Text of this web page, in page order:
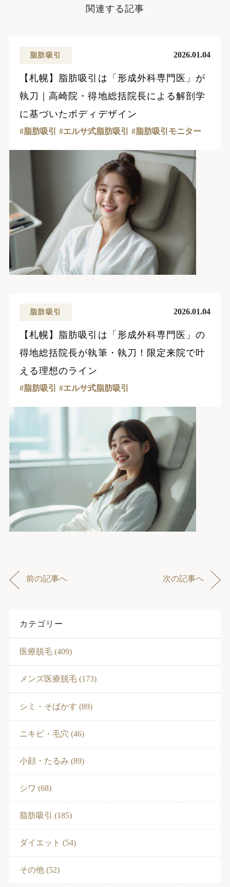
関連する記事
脂肪吸引 2026.01.04
【札幌】脂肪吸引は「形成外科専門医」が
執刀｜高崎院・得地総括院長による解剖学
に基づいたボディデザイン
脂肪吸引 エルサ式脂肪吸引 脂肪吸引モニター
脂肪吸引 2026.01.04
【札幌】脂肪吸引は「形成外科専門医」の
得地総括院長が執筆・執刀！限定来院で叶
える理想のライン
脂肪吸引 エルサ式脂肪吸引
前の記事へ 次の記事へ
カテゴリー
医療脱毛 (409)
メンズ医療脱毛 (173)
シミ・そばかす (89)
ニキビ・毛穴 (46)
小顔・たるみ (89)
シワ (68)
脂肪吸引 (185)
ダイエット (54)
その他 (52)